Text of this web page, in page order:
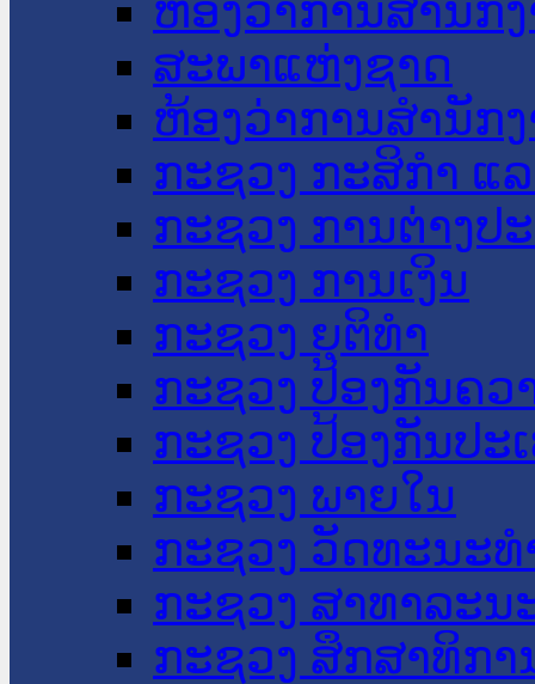
ຫ້ອງວ່າການສໍານັກ
ສະພາແຫ່ງຊາດ
ຫ້ອງວ່າການສຳນັກ
ກະຊວງ ກະສິກຳ ແ
ກະຊວງ ການຕ່າງປ
ກະຊວງ ການເງິນ
ກະຊວງ ຍຸຕິທໍາ
ກະຊວງ ປ້ອງກັນຄວ
ກະຊວງ ປ້ອງກັນປະ
ກະຊວງ ພາຍໃນ
ກະຊວງ ວັດທະນະ
ກະຊວງ ສາທາລະນ
ກະຊວງ ສຶກສາທິກາ